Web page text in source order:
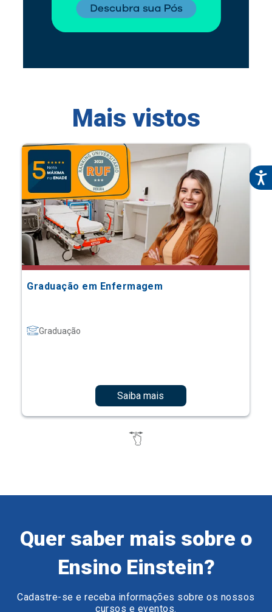
Mais vistos
Graduação em Enfermagem
Graduação
Saiba mais
Quer saber mais sobre o
Ensino Einstein?
Cadastre-se e receba informações sobre os nossos
cursos e eventos.